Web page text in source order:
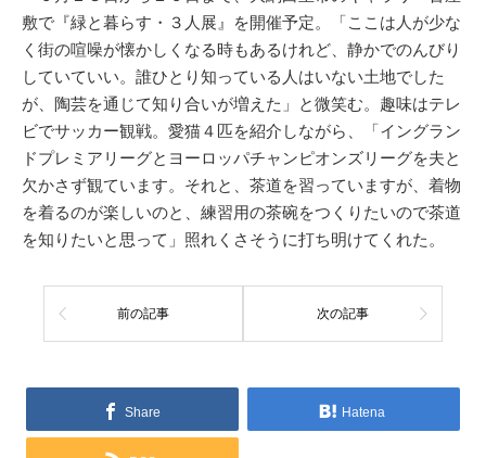
敷で『緑と暮らす・３人展』を開催予定。「ここは人が少な
く街の喧噪が懐かしくなる時もあるけれど、静かでのんびり
していていい。誰ひとり知っている人はいない土地でした
が、陶芸を通じて知り合いが増えた」と微笑む。趣味はテレ
ビでサッカー観戦。愛猫４匹を紹介しながら、「イングラン
ドプレミアリーグとヨーロッパチャンピオンズリーグを夫と
欠かさず観ています。それと、茶道を習っていますが、着物
を着るのが楽しいのと、練習用の茶碗をつくりたいので茶道
を知りたいと思って」照れくさそうに打ち明けてくれた。
前の記事 次の記事
Share Hatena